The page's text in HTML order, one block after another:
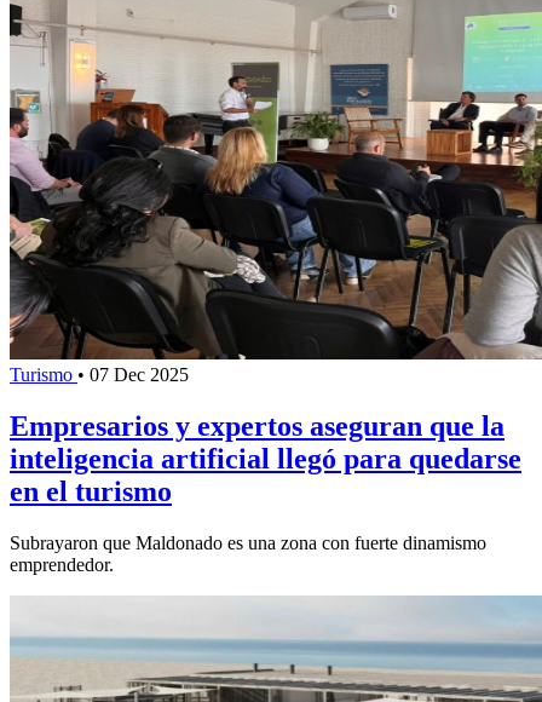
Turismo • 07 Dec 2025
Empresarios y expertos aseguran que la
inteligencia artificial llegó para quedarse
en el turismo
Subrayaron que Maldonado es una zona con fuerte dinamismo
emprendedor.